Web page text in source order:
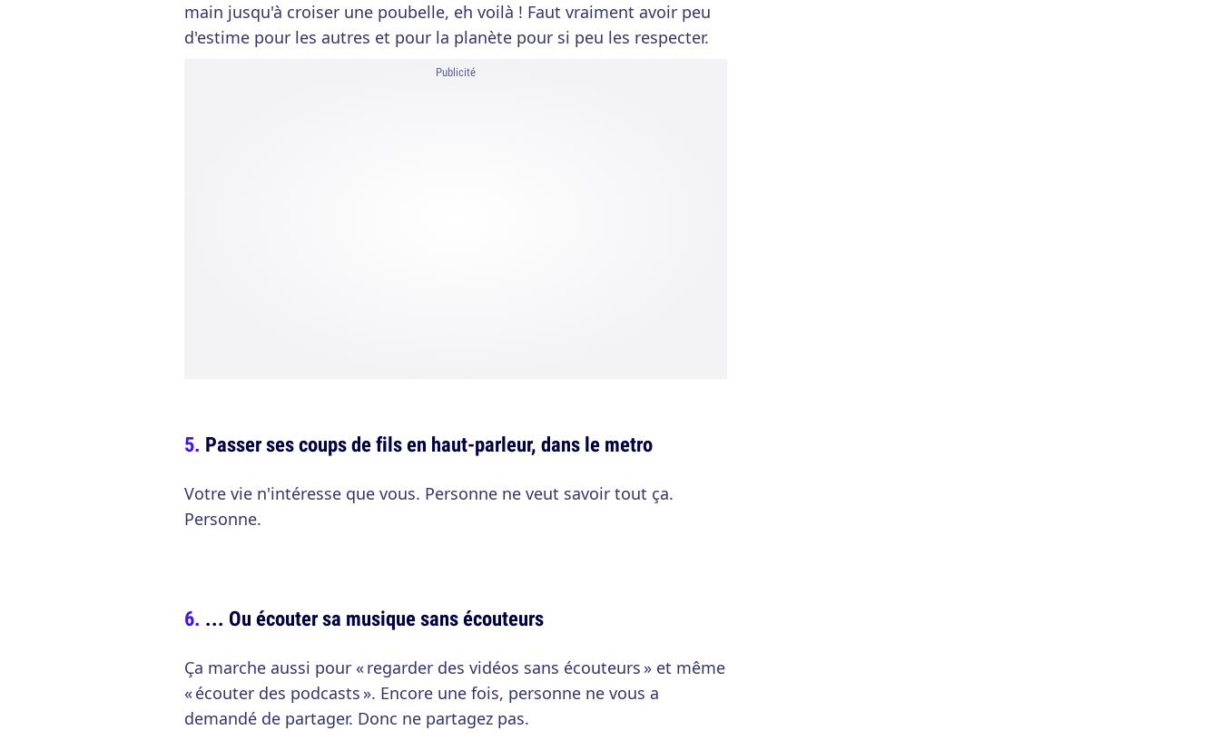
main jusqu'à croiser une poubelle, eh voilà ! Faut vraiment avoir peu
d'estime pour les autres et pour la planète pour si peu les respecter.
Publicité
Passer ses coups de fils en haut-parleur, dans le metro
Votre vie n'intéresse que vous. Personne ne veut savoir tout ça.
Personne.
... Ou écouter sa musique sans écouteurs
Ça marche aussi pour « regarder des vidéos sans écouteurs » et même
« écouter des podcasts ». Encore une fois, personne ne vous a
demandé de partager. Donc ne partagez pas.